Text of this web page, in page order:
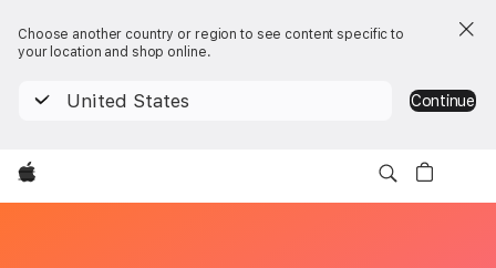
Choose another country or region to see content specific to
your location and shop online.
United States Continue
Apple